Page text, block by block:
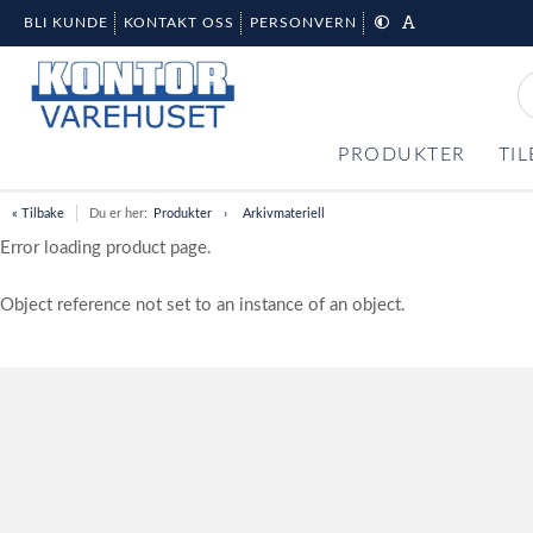
BLI KUNDE KONTAKT OSS PERSONVERN
PRODUKTER
« Tilbake Du er her: Produkter Arkivmateriell
Error loading product page.
Object reference not set to an instance of an object.